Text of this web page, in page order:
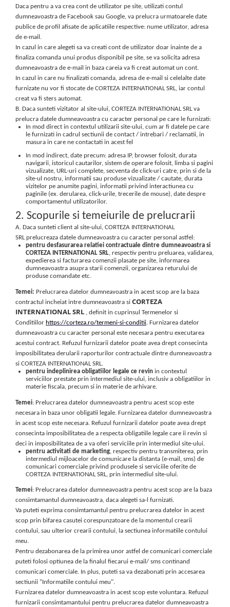
Daca pentru a va crea cont de utilizator pe site, utilizati contul
dumneavoastra de Facebook sau Google, va prelucra urmatoarele date
publice de profil afisate de aplicatiile respective: nume utilizator, adresa
de e-mail.
In cazul in care alegeti sa va creati cont de utilizator doar inainte de a
finaliza comanda unui produs disponibil pe site, se va solicita adresa
dumneavoastra de e-mail in baza careia va fi creat automat un cont.
In cazul in care nu finalizati comanda, adresa de e-mail si celelalte date
furnizate nu vor fi stocate de CORTEZA INTERNATIONAL SRL, iar contul
creat va fi sters automat.
B. Daca sunteti vizitator al site-ului, CORTEZA INTERNATIONAL SRL va
prelucra datele dumneavoastra cu caracter personal pe care le furnizati:
In mod direct in contextul utilizarii site-ului, cum ar fi datele pe care
le furnizati in cadrul sectiunii de contact / intrebari / reclamatii, in
masura in care ne contactati in acest fel
In mod indirect, date precum: adresa IP, browser folosit, durata
navigarii, istoricul cautarilor, sistem de operare folosit, limba si pagini
vizualizate, URL-uri complete, secventa de click-uri catre, prin si de la
site-ul nostru, informatii sau produse vizualizate / cautate, durata
vizitelor pe anumite pagini, informatii privind interactiunea cu
paginile (ex. derularea, click-urile, trecerile de mouse), date despre
comportamentul utilizatorilor.
2. Scopurile si temeiurile de prelucrarii
A. Daca sunteti client al site-ului, CORTEZA INTERNATIONAL
SRL prelucreaza datele dumneavoastra cu caracter personal astfel:
pentru desfasurarea relatiei contractuale dintre dumneavoastra si
CORTEZA INTERNATIONAL SRL, respectiv pentru preluarea, validarea,
expedierea si facturarea comenzii plasate pe site, informarea
dumneavoastra asupra starii comenzii, organizarea returului de
produse comandate etc.
Temei: Prelucrarea datelor dumneavoastra in acest scop are la baza
contractul incheiat intre dumneavoastra si CORTEZA
INTERNATIONAL SRL , definit in cuprinsul Termenelor si
Conditiilor https://corteza.ro/termeni-si-conditii. Furnizarea datelor
dumneavoastra cu caracter personal este necesara pentru executarea
acestui contract. Refuzul furnizarii datelor poate avea drept consecinta
imposibilitatea derularii raporturilor contractuale dintre dumneavoastra
si CORTEZA INTERNATIONAL SRL.
pentru indeplinirea obligatiilor legale ce revin in contextul
serviciilor prestate prin intermediul site-ului, inclusiv a obligatiilor in
materie fiscala, precum si in materie de arhivare.
Temei: Prelucrarea datelor dumneavoastra pentru acest scop este
necesara in baza unor obligatii legale. Furnizarea datelor dumneavoastra
in acest scop este necesara. Refuzul furnizarii datelor poate avea drept
consecinta imposibilitatea de a respecta obligatiile legale care ii revin si
deci in imposibilitatea de a va oferi serviciile prin intermediul site-ului.
pentru activitati de marketing, respectiv pentru transmiterea, prin
intermediul mijloacelor de comunicare la distanta (e-mail, sms) de
comunicari comerciale privind produsele si serviciile oferite de
CORTEZA INTERNATIONAL SRL, prin intermediul site-ului.
Temei: Prelucrarea datelor dumneavoastra pentru acest scop are la baza
consimtamantul dumneavoastra, daca alegeti sa-l furnizati.
Va puteti exprima consimtamantul pentru prelucrarea datelor in acest
scop prin bifarea casutei corespunzatoare de la momentul crearii
contului, sau ulterior crearii contului, la sectiunea informatiile contului
meu.
Pentru dezabonarea de la primirea unor astfel de comunicari comerciale
puteti folosi optiunea de la finalul fiecarui e-mail/ sms continand
comunicari comerciale. In plus, puteti sa va dezabonati prin accesarea
sectiunii "Informatiile contului meu".
Furnizarea datelor dumneavoastra in acest scop este voluntara. Refuzul
furnizarii consimtamantului pentru prelucrarea datelor dumneavoastra